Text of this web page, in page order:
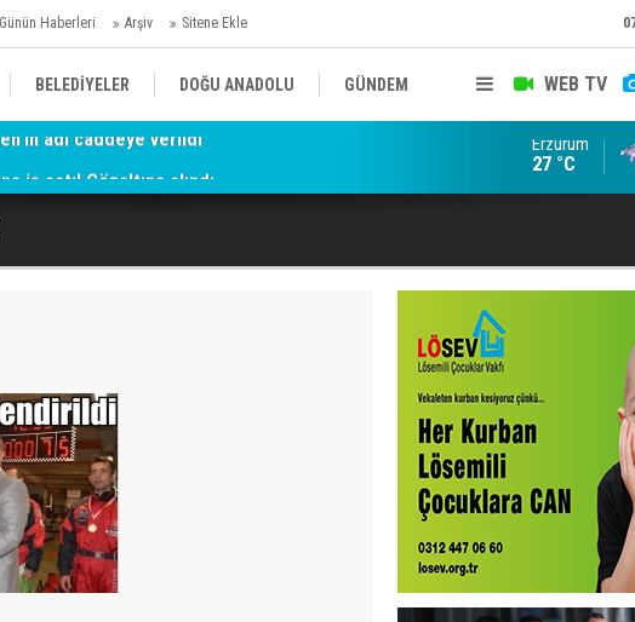
Günün Haberleri Arşiv Sitene Ekle
WEB TV
BELEDİYELER DOĞU ANADOLU GÜNDEM
MAĞAZİN
iş açtı! Gözaltına alındı ADALET
Erzurum
27 °C